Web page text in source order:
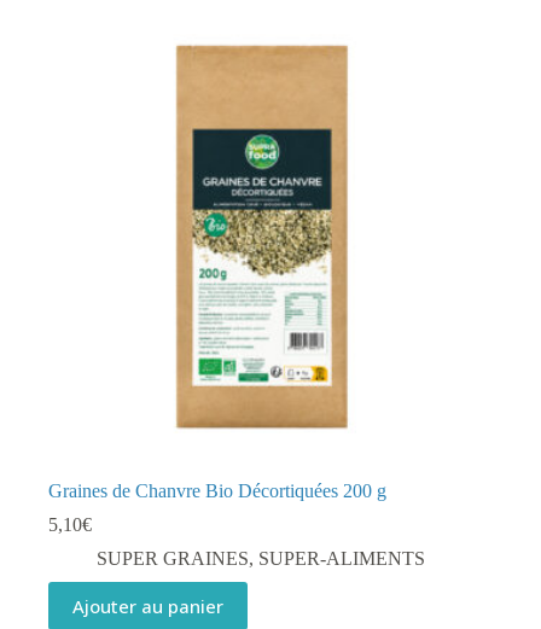
Graines de Chanvre Bio Décortiquées 200 g
5,10€
SUPER GRAINES, SUPER-ALIMENTS
Ajouter au panier